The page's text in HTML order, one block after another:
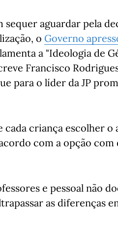
sequer aguardar pela
o Governo
a "Ideologia de
Francisco
para o líder da JP
criança escolher o
com a opção
e pessoal não
as diferenças